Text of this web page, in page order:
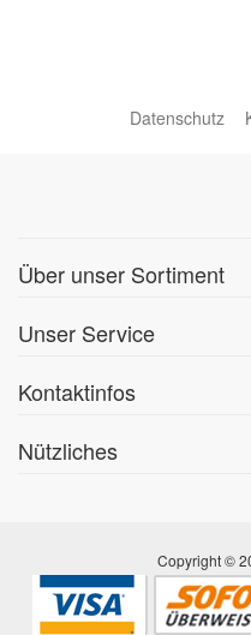
Datenschutz
Über unser Sortiment
Unser Service
Kontaktinfos
Nützliches
Copyright ©